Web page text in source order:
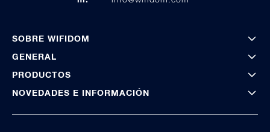
SOBRE WIFIDOM
GENERAL
PRODUCTOS
NOVEDADES E INFORMACIÓN